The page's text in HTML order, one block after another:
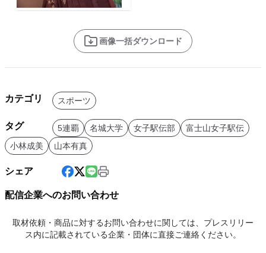
画像一括ダウンロード
カテゴリ スポーツ
タグ 5連覇 名城大学 女子駅伝部
富士山女子駅伝
小林成美
山本有真
シェア
配信企業へのお問い合わせ
取材依頼・商品に対するお問い合わせに関しては、プレスリリー
ス内に記載されている企業・団体に直接ご連絡ください。